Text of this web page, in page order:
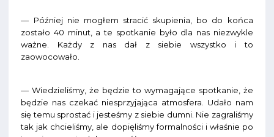
— Później nie mogłem stracić skupienia, bo do końca
zostało 40 minut, a te spotkanie było dla nas niezwykle
ważne. Każdy z nas dał z siebie wszystko i to
zaowocowało.
— Wiedzieliśmy, że będzie to wymagające spotkanie, że
będzie nas czekać niesprzyjająca atmosfera. Udało nam
się temu sprostać i jesteśmy z siebie dumni. Nie zagraliśmy
tak jak chcieliśmy, ale dopięliśmy formalności i właśnie po